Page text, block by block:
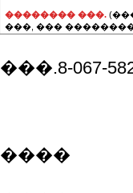
�������� ���.
���, ���
���.8-067-
����